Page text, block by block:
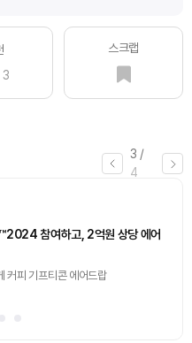
3
스크랩
3 /
4
참여하고, 2억원 상당 에어
커피 기프티콘 에어드랍